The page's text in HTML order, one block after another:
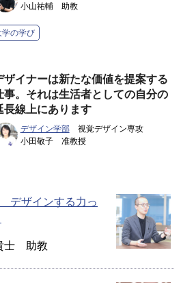
小山祐輔 助教
学の学び
ザイナーは新たな価値を提案する
事。それは生活者としての自分の
長線上にあります
デザイン学部視覚デザイン専攻
小田敬子 准教授
デザインする力っ
士 助教